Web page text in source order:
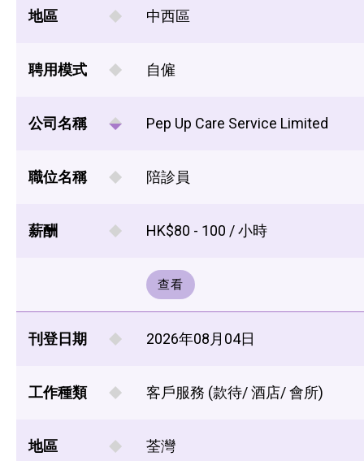
地區 中西區
聘用模式 自僱
公司名稱 Pep Up Care Service Limited
職位名稱 陪診員
薪酬 HK$80 - 100 / 小時
查看
刊登日期 2026年08月04日
工作種類 客戶服務 (款待/ 酒店/ 會所)
地區 荃灣